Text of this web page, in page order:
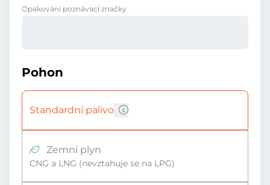
Opakování poznávací značky
Pohon
Standardní palivo
Zemní plyn
CNG a LNG (nevztahuje se na LPG)